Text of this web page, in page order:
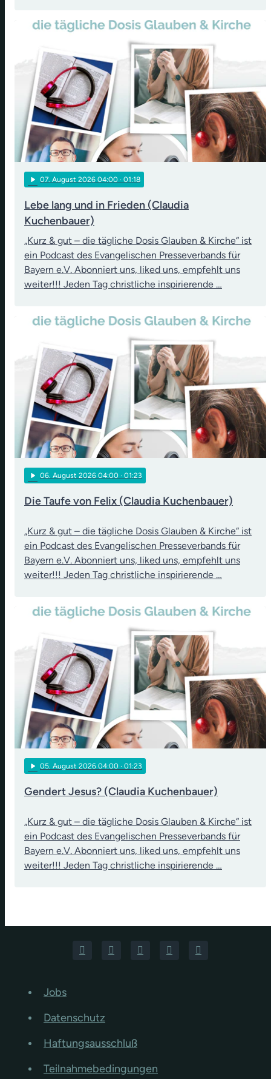
play_arrow 07. August 2026 04:00 · 01:18
Lebe lang und in Frieden (Claudia
Kuchenbauer)
„Kurz & gut – die tägliche Dosis Glauben & Kirche“ ist
ein Podcast des Evangelischen Presseverbands für
Bayern e.V. Abonniert uns, liked uns, empfehlt uns
weiter!!! Jeden Tag christliche inspirierende …
play_arrow 06. August 2026 04:00 · 01:23
Die Taufe von Felix (Claudia Kuchenbauer)
„Kurz & gut – die tägliche Dosis Glauben & Kirche“ ist
ein Podcast des Evangelischen Presseverbands für
Bayern e.V. Abonniert uns, liked uns, empfehlt uns
weiter!!! Jeden Tag christliche inspirierende …
play_arrow 05. August 2026 04:00 · 01:23
Gendert Jesus? (Claudia Kuchenbauer)
„Kurz & gut – die tägliche Dosis Glauben & Kirche“ ist
ein Podcast des Evangelischen Presseverbands für
Bayern e.V. Abonniert uns, liked uns, empfehlt uns
weiter!!! Jeden Tag christliche inspirierende …
Jobs
Datenschutz
Haftungsausschluß
Teilnahmebedingungen